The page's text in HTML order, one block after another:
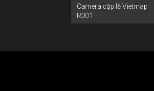
Camera cặp lề Vietmap
R001